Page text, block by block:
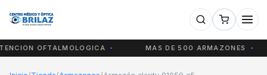
OFTALMOLOGICA MAS DE 500 ARMAZONES